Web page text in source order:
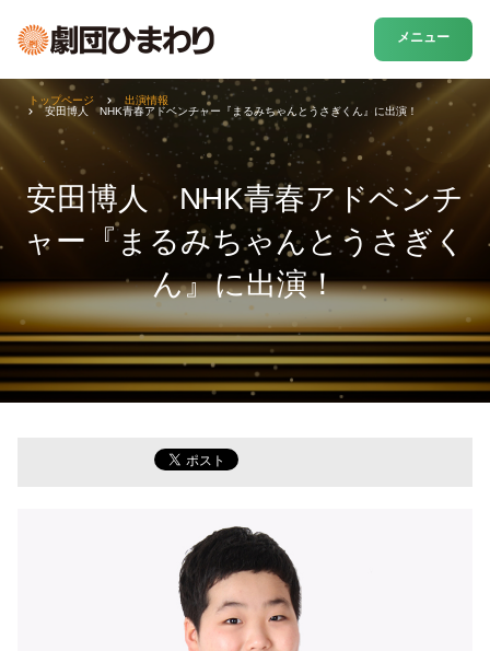
メニュー
安田博人 NHK青春アドベンチ
ャー『まるみちゃんとうさぎく
ん』に出演！
トップページ
出演情報
安田博人 NHK青春アドベンチャー『まるみちゃんとうさぎくん』に出演！